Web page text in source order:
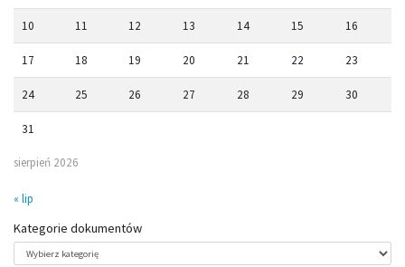
sierpień 2026
10 11 12 13 14 15 16
17 18 19 20 21 22 23
24 25 26 27 28 29 30
31
« lip
Kategorie dokumentów
dokumentów